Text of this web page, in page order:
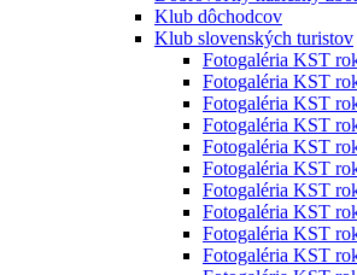
Klub dôchodcov
Klub slovenských turistov
Fotogaléria KST
Fotogaléria KST
Fotogaléria KST
Fotogaléria KST
Fotogaléria KST
Fotogaléria KST
Fotogaléria KST
Fotogaléria KST
Fotogaléria KST
Fotogaléria KST